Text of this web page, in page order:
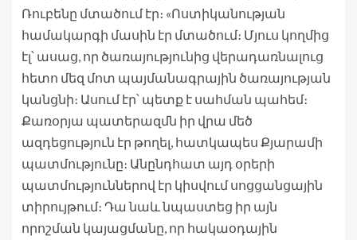
Ռուբենը մտածում էր։ «Ոստիկանության
համակարգի մասին էր մտածում։ Մյուս կողմից
էլ՝ ասաց, որ ծառայությունից վերադառնալուց
հետո մեզ մոտ պայմանագրային ծառայության
կանցնի։ Ասում էր՝ պետք է սահման պահեմ։
Քառօրյա պատերազմն իր վրա մեծ
ազդեցություն էր թողել, հատկապես Քյարամի
պատմությունը։ Անընդհատ այդ օրերի
պատմություններով էր կիսվում սոցցանցային
տիրույթում։ Դա նաև նպաստեց իր այն
որոշման կայացմանը, որ հակաօդային